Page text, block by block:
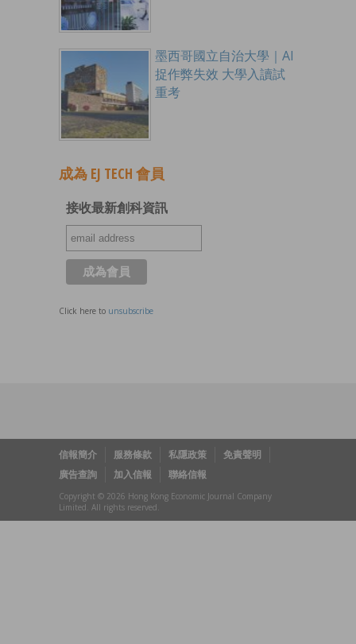
墨西哥國立自治大學｜AI
捉作弊失效 大學入讀試
重考
成為 EJ TECH 會員
接收最新創科資訊
Click here to unsubscribe
信報簡介 服務條款 私隱政策
免責聲明
廣告查詢
加入信報 聯絡信報
Copyright © 2026 Hong Kong Economic Journal Company
Limited. All rights reserved.